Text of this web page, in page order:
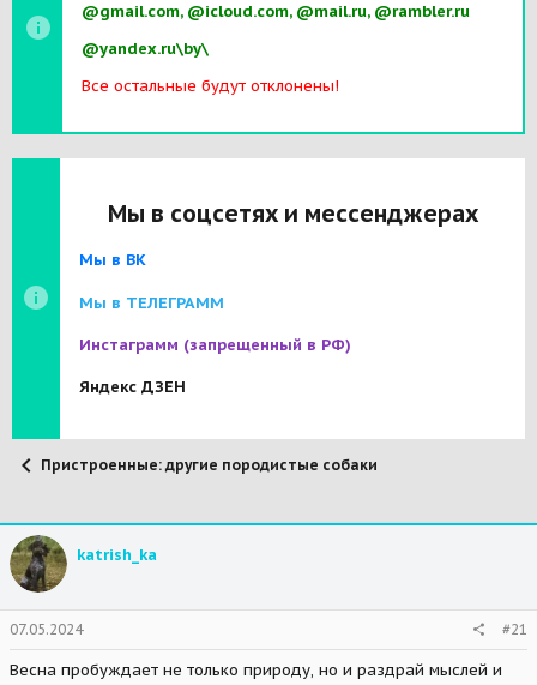
м
ы
а
а
@gmail.com, @icloud.com, @mail.ru, @rambler.ru
@yandex.ru\by\
Все остальные будут отклонены!
Мы в соцсетях и мессенджерах
Мы в ВК
Мы в ТЕЛЕГРАММ
Инстаграмм (запрещенный в РФ)
Яндекс ДЗЕН
Пристроенные: другие породистые собаки
katrish_ka
07.05.2024 #21
Весна пробуждает не только природу, но и раздрай мыслей и